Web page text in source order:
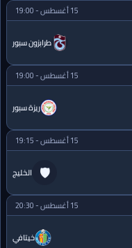
15 أغسطس - 19:00
طرابزون سبور
15 أغسطس - 19:00
ريزة سبور
15 أغسطس - 19:15
الخليج 🛡
15 أغسطس - 20:30
خيتافي